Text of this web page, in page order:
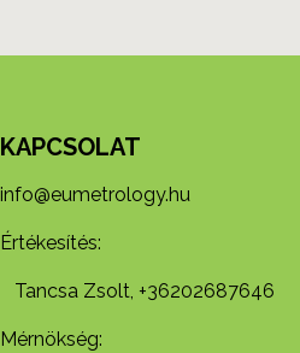
KAPCSOLAT
info@eumetrology.hu
Értékesítés:
Tancsa Zsolt, +36202687646
Mérnökség: